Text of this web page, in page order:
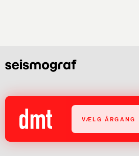
VÆLG ÅRGANG